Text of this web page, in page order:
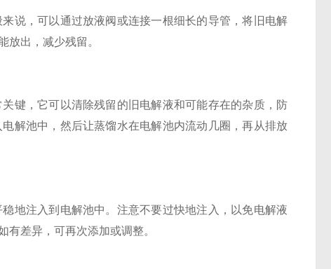
，可以通过放液阀或连接一根细长的导管，将旧电解
放出，减少残留。
，它可以清除残留的旧电解液和可能存在的杂质，防
解池中，然后让蒸馏水在电解池内流动几圈，再从排放
注入到电解池中。注意不要过快地注入，以免电解液
差异，可再次添加或调整。